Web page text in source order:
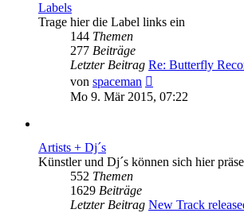
Labels
Trage hier die Label links ein
144 Themen
277 Beiträge
Letzter Beitrag Re: Butterfly
von spaceman
Beitrag
Mo 9. Mär 2015, 07:22
Artists + Dj´s
Künstler und Dj´s können sich hier
552 Themen
1629 Beiträge
Letzter Beitrag New Track